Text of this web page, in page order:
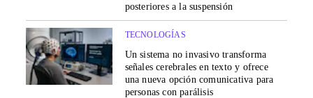
posteriores a la suspensión
TECNOLOGÍAS
Un sistema no invasivo transforma
señales cerebrales en texto y ofrece
una nueva opción comunicativa para
personas con parálisis